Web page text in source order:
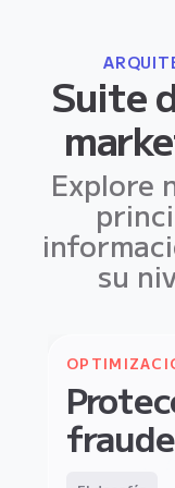
Suite
Explore
su
LEADS
COMERCIO